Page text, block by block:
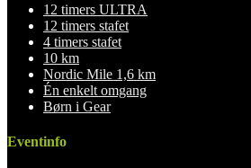
12 timers ULTRA
12 timers stafet
4 timers stafet
10 km
Nordic Mile 1,6 km
Én enkelt omgang
Børn i Gear
Eventinfo